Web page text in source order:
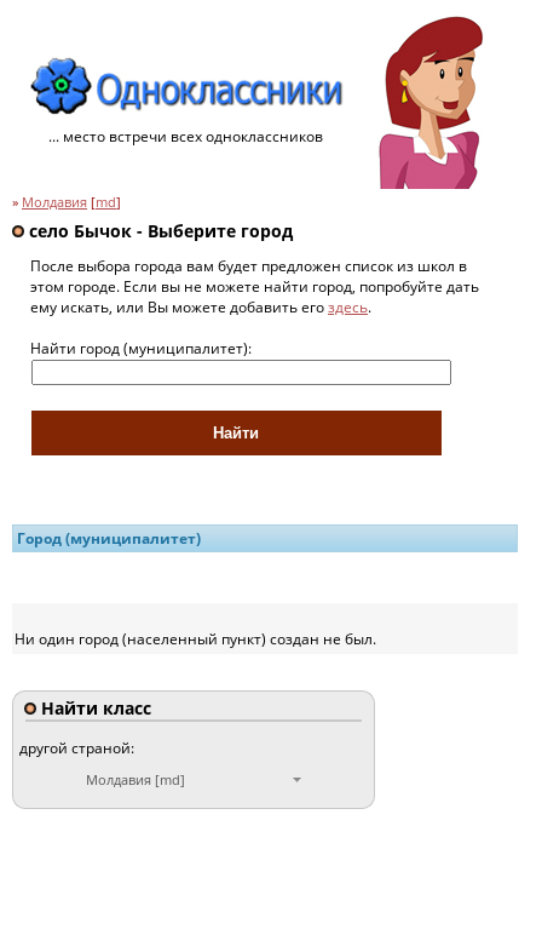
... место встречи всех одноклассников
» Молдавия [md]
село Бычок - Выберите город
После выбора города вам будет предложен список из школ в
этом городе. Если вы не можете найти город, попробуйте дать
ему искать, или Вы можете добавить егоздесь.
Найти город (муниципалитет):
Город (муниципалитет)
Ни один город (населенный пункт) создан не был.
Найти класс
другой страной:
Молдавия [md]